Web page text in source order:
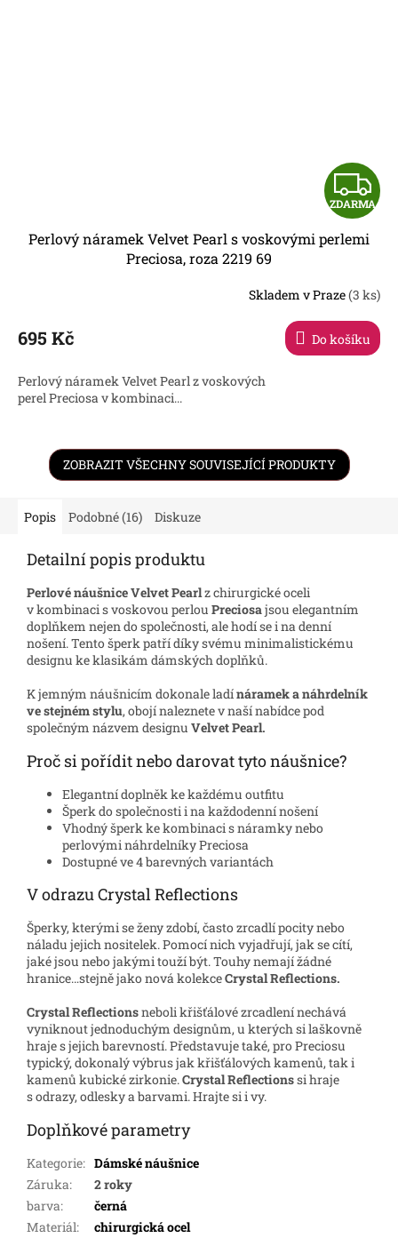
Z
D
R
ZDARMA
Perlový náramek Velvet Pearl s voskovými perlemi
Preciosa, roza 2219 69
Skladem v Praze(3 ks)
695 Kč Do košíku
Perlový náramek Velvet Pearl z voskových
perel Preciosa v kombinaci...
ZOBRAZIT VŠECHNY SOUVISEJÍCÍ PRODUKTY
Popis Podobné (16) Diskuze
Detailní popis produktu
Perlové náušnice Velvet Pearlz chirurgické oceli
v kombinaci s voskovou perlou Preciosajsou elegantním
doplňkem nejen do společnosti, ale hodí se i na denní
nošení. Tento šperk patří díky svému minimalistickému
designu ke klasikám dámských doplňků.
K jemným náušnicím dokonale ladínáramek a náhrdelník
ve stejném stylu, obojí naleznete v naší nabídce pod
společným názvem designu Velvet Pearl.
Proč si pořídit nebo darovat tyto náušnice?
Elegantní doplněk ke každému outfitu
Šperk do společnosti i na každodenní nošení
Vhodný šperk ke kombinaci s náramky nebo
perlovými náhrdelníky Preciosa
Dostupné ve 4 barevných variantách
V odrazu Crystal Reflections
Šperky, kterými se ženy zdobí, často zrcadlí pocity nebo
náladu jejich nositelek. Pomocí nich vyjadřují, jak se cítí,
jaké jsou nebo jakými touží být. Touhy nemají žádné
hranice…stejně jako nová kolekceCrystal Reflections.
Crystal Reflectionsneboli křišťálové zrcadlení nechává
vyniknout jednoduchým designům, u kterých si laškovně
hraje s jejich barevností. Představuje také, pro Preciosu
typický, dokonalý výbrus jak křišťálových kamenů, tak i
kamenů kubické zirkonie.Crystal Reflectionssi hraje
s odrazy, odlesky a barvami. Hrajte si i vy.
Doplňkové parametry
Kategorie: Dámské náušnice
Záruka:
2 roky
barva:
černá
Materiál:
chirurgická ocel